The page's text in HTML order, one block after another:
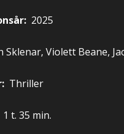
2025
Violett Beane,
Thriller
1 t. 35 min.